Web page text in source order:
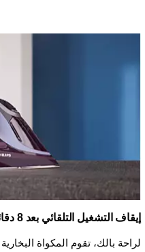
إيقاف التشغيل التلقائي بعد 8 دقائق
لراحة بالك، تقوم المكواة البخارية